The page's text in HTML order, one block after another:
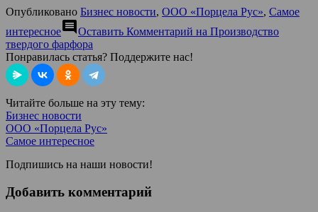
Опубликовано Бизнес новости, ООО «Порцела Рус», Самое
интересноеcomment Оставить Комментарий на Производство
твердого фарфора
Понравилась статья? Поддержите нас!
Читайте больше на эту тему:
Бизнес новости
ООО «Порцела Рус»
Самое интересное
Подпишись на наши новости!
Добавить комментарий